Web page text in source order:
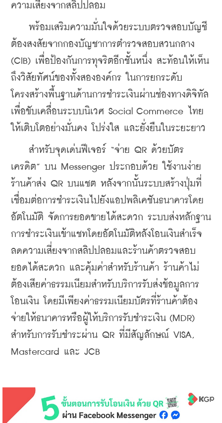
ความเสี่ยงจากสลิปปลอม
พร้อมเสริมความมั่นใจด้วยระบบตรวจสอบบัญชี
ต้องสงสัยจากกองบัญชาการตำรวจสอบสวนกลาง
(CIB) เพื่อป้องกันการทุจริตอีกชั้นหนึ่ง สะท้อนให้เห็น
ถึงวิสัยทัศน์ของทั้งสององค์กร ในการยกระดับ
โครงสร้างพื้นฐานด้านการชำระเงินผ่านช่องทางดิจิทัล
เพื่อขับเคลื่อนระบบนิเวศ Social Commerce ไทย
ให้เติบโตอย่างมั่นคง โปร่งใส และยั่งยืนในระยะยาว
สำหรับจุดเด่นฟีเจอร์ “จ่าย QR ด้วยบัตร
เครดิต” บน Messenger ประกอบด้วย ใช้งานง่าย
ร้านค้าส่ง QR บนแชต หลังจากนั้นระบบสร้างปุ่มที่
เชื่อมต่อการชำระเงินไปยังแอปพลิเคชันธนาคารโดย
อัตโนมัติ จัดการยอดขายได้สะดวก ระบบส่งหลักฐาน
การชำระเงินเข้าแชทโดยอัตโนมัติหลังโอนเงินสำเร็จ
ลดความเสี่ยงจากสลิปปลอมและร้านค้าตรวจสอบ
ยอดได้สะดวก และคุ้มค่าสำหรับร้านค้า ร้านค้าไม่
ต้องเสียค่าธรรมเนียมสำหรับบริการรับส่งข้อมูลการ
โอนเงิน โดยมีเพียงค่าธรรมเนียมบัตรที่ร้านค้าต้อง
จ่ายให้ธนาคารหรือผู้ให้บริการรับชำระเงิน (MDR)
สำหรับการรับชำระผ่าน QR ที่มีสัญลักษณ์ VISA,
Mastercard และ JCB